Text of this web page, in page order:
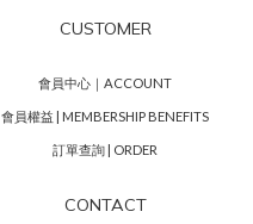
CUSTOMER
會員中心｜ACCOUNT
會員權益 | MEMBERSHIP BENEFITS
訂單查詢 | ORDER
CONTACT